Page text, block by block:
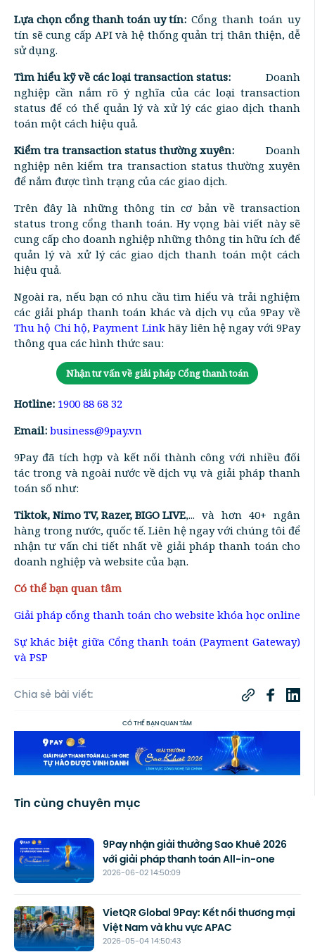
Lựa chọn cổng thanh toán uy tín: Cổng thanh toán uy
tín sẽ cung cấp API và hệ thống quản trị thân thiện, dễ
sử dụng.
Tìm hiểu kỹ về các loại transaction status: Doanh
nghiệp cần nắm rõ ý nghĩa của các loại transaction
status để có thể quản lý và xử lý các giao dịch thanh
toán một cách hiệu quả.
Kiểm tra transaction status thường xuyên: Doanh
nghiệp nên kiểm tra transaction status thường xuyên
để nắm được tình trạng của các giao dịch.
Trên đây là những thông tin cơ bản về transaction
status trong cổng thanh toán. Hy vọng bài viết này sẽ
cung cấp cho doanh nghiệp những thông tin hữu ích để
quản lý và xử lý các giao dịch thanh toán một cách
hiệu quả.
Ngoài ra, nếu bạn có nhu cầu tìm hiểu và trải nghiệm
các giải pháp thanh toán khác và dịch vụ của 9Pay về
Thu hộ Chi hộ,Payment Linkhãy liên hệ ngay với 9Pay
thông qua các hình thức sau:
Nhận tư vấn về giải pháp Cổng thanh toán
Hotline: 1900 88 68 32
Email: business@9pay.vn
9Pay đã tích hợp và kết nối thành công với nhiều đối
tác trong và ngoài nước về dịch vụ và giải pháp thanh
toán số như:
Tiktok, Nimo TV, Razer, BIGO LIVE,... và hơn 40+ ngân
hàng trong nước, quốc tế. Liên hệ ngay với chúng tôi để
nhận tư vấn chi tiết nhất về giải pháp thanh toán cho
doanh nghiệp và website của bạn.
Có thể bạn quan tâm
Giải pháp cổng thanh toán cho website khóa học online
Sự khác biệt giữa Cổng thanh toán (Payment Gateway)
và PSP
Chia sẻ bài viết:
CÓ THỂ BẠN QUAN TÂM
Tin cùng chuyên mục
2026-06-02 14:50:09
9Pay nhận giải thưởng Sao Khuê 2026
với giải pháp thanh toán All-in-one
2026-05-04 14:50:43
VietQR Global 9Pay: Kết nối thương mại
Việt Nam và khu vực APAC